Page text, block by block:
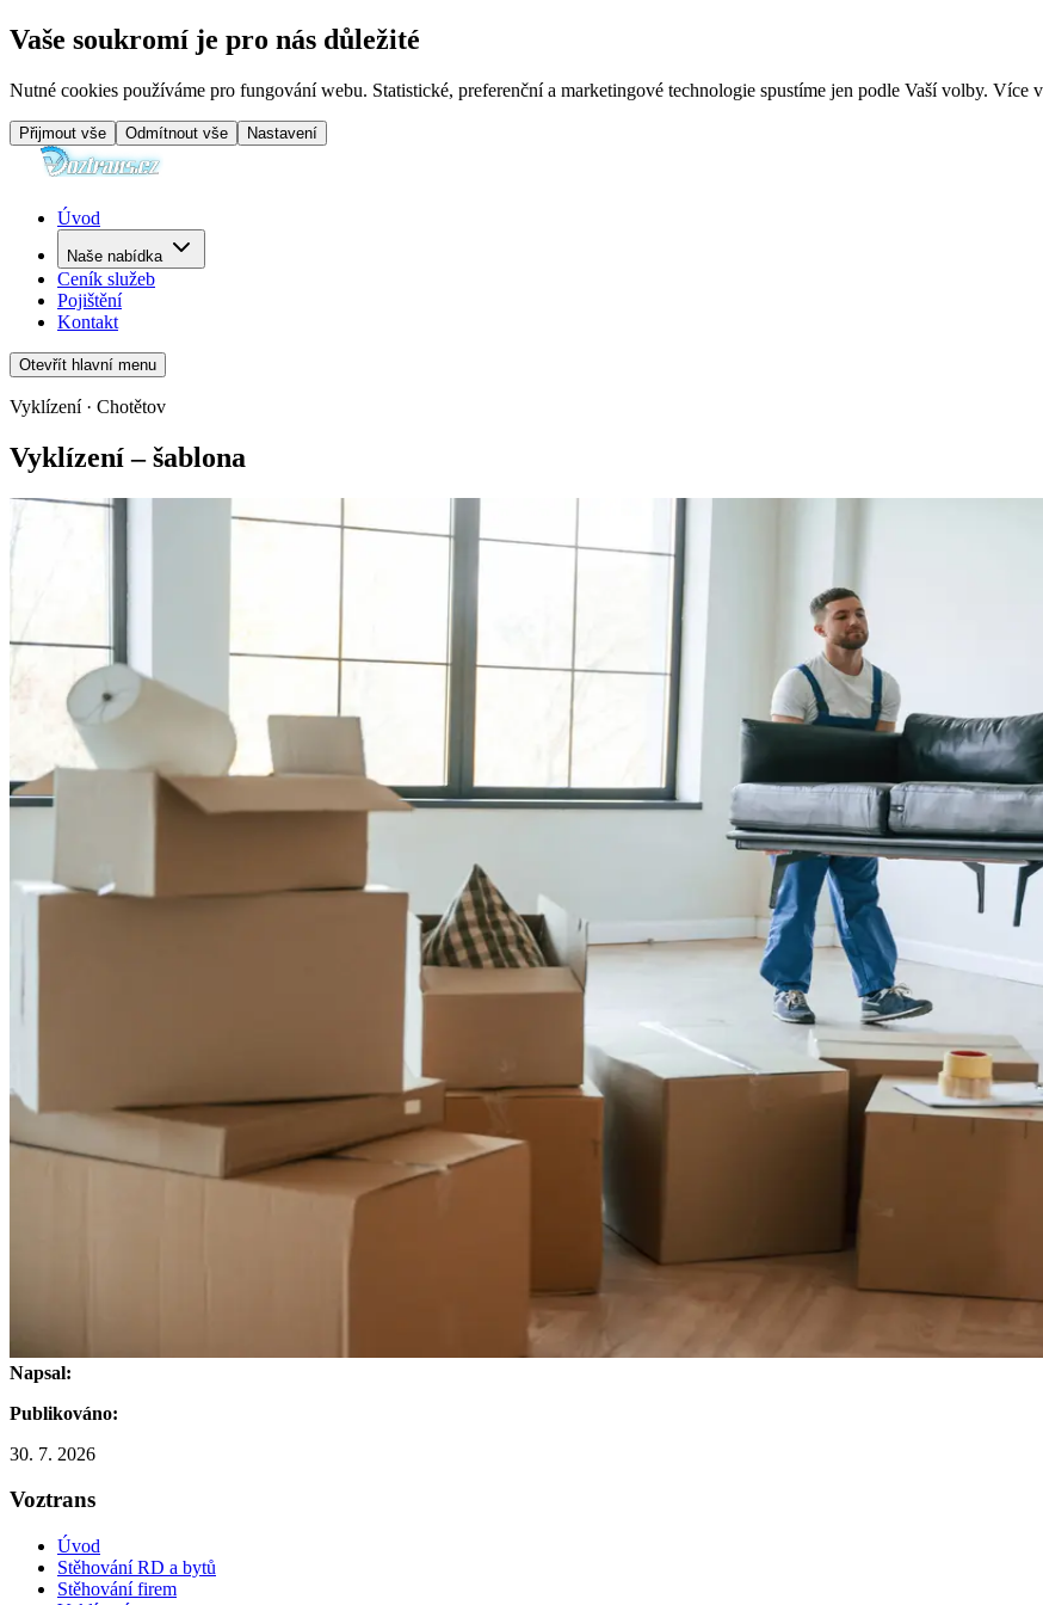
Vaše soukromí je pro nás důležité
Nutné cookies používáme pro fungování webu. Statistické, preferenční a marketingové technologie spustíme jen podle Vaší volby. Více v
Přijmout vše Odmítnout vše Nastavení
Úvod
Naše nabídka
Ceník služeb
Pojištění
Kontakt
Otevřít hlavní menu
Vyklízení · Chotětov
Vyklízení – šablona
Napsal:
Publikováno:
30. 7. 2026
Voztrans
Úvod
Stěhování RD a bytů
Stěhování firem